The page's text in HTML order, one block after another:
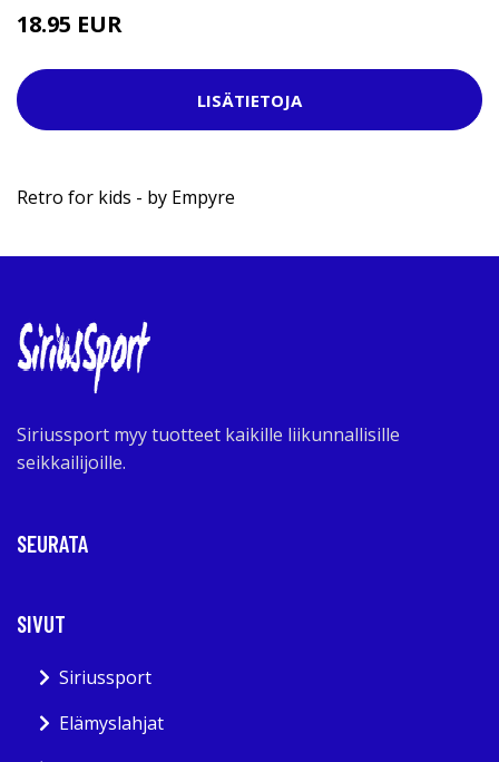
18.95 EUR
LISÄTIETOJA
Retro for kids - by Empyre
Siriussport myy tuotteet kaikille liikunnallisille
seikkailijoille.
SEURATA
SIVUT
Siriussport
Elämyslahjat